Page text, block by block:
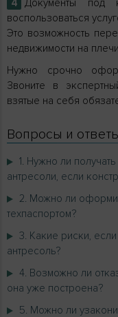
Документы
воспользоваться
Это возможность
недвижимости на
Нужно срочно
Звоните в
взятые на себя
Вопросы и
1. Нужно ли
антресоли, если
2. Можно ли
техпаспортом?
3. Какие риски,
антресоль?
4. Возможно ли
она уже построена?
5. Можно ли